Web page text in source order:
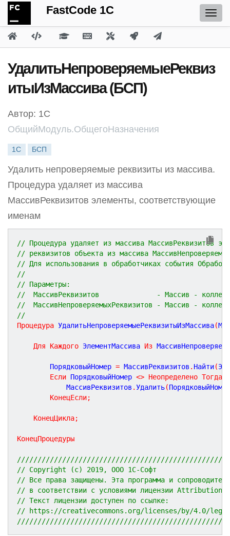
FastCode 1C
УдалитьНепроверяемыеРеквиз
итыИзМассива (БСП)
Автор: 1С
ОбщийМодуль.ОбщегоНазначения
1С БСП
Удалить непроверяемые реквизиты из массива.
Процедура удаляет из массива
МассивРеквизитов элементы, соответствующие
именам
// Процедура удаляет из массива МассивРеквизитов
// реквизитов объекта из массива
// Для использования в обработчиках события
//
// Параметры:
//  МассивРеквизитов              - Массив -
//  МассивНепроверяемыхРеквизитов - Массив -
//
Процедура УдалитьНепроверяемыеРеквизитыИзМассива(
Для Каждого ЭлементМассива Из
		ПорядковыйНомер
= МассивРеквизитов . Найти(
Если ПорядковыйНомер <> Неопределено Тогда
			МассивРеквизитов
.Удалить(ПорядковыйНомер
КонецЕсли;
КонецЦикла;
КонецПроцедуры
// Copyright (c) 2019, ООО 1С-Софт
// Все права защищены. Эта программа и
// в соответствии с условиями лицензии
// Текст лицензии доступен по ссылке:
// https://creativecommons.org/licenses/by/4.0/